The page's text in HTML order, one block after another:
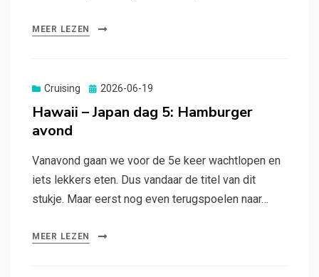
MEER LEZEN
Cruising
Gepubliceerd
2026-06-19
Hawaii – Japan dag 5: Hamburger
avond
Vanavond gaan we voor de 5e keer wachtlopen en
iets lekkers eten. Dus vandaar de titel van dit
stukje. Maar eerst nog even terugspoelen naar…
MEER LEZEN